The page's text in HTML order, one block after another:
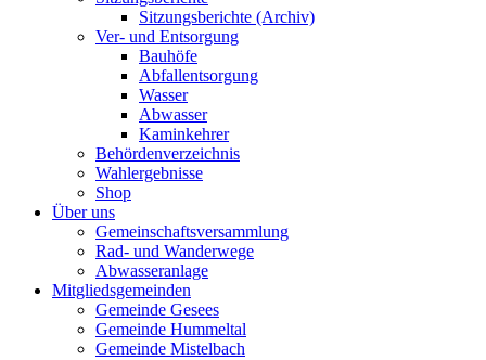
Sitzungsberichte (Archiv)
Ver- und Entsorgung
Bauhöfe
Abfallentsorgung
Wasser
Abwasser
Kaminkehrer
Behördenverzeichnis
Wahlergebnisse
Shop
Über uns
Gemeinschaftsversammlung
Rad- und Wanderwege
Abwasseranlage
Mitgliedsgemeinden
Gemeinde Gesees
Gemeinde Hummeltal
Gemeinde Mistelbach